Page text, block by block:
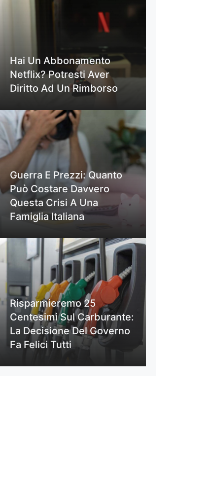
Hai Un Abbonamento
Netflix? Potresti Aver
Diritto Ad Un Rimborso
Guerra E Prezzi: Quanto
Può Costare Davvero
Questa Crisi A Una
Famiglia Italiana
Risparmieremo 25
Centesimi Sul Carburante:
La Decisione Del Governo
Fa Felici Tutti